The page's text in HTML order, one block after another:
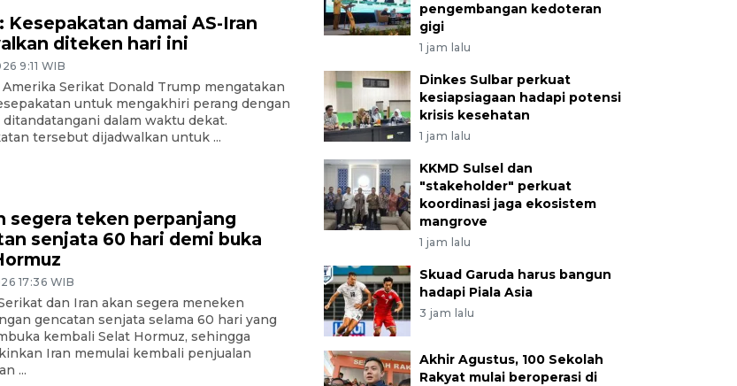
Kesepakatan damai AS-Iran
diteken hari ini
9:11 WIB
Serikat Donald Trump mengatakan
untuk mengakhiri perang dengan
ditandatangani dalam waktu dekat.
tersebut dijadwalkan untuk ...
segera teken perpanjang
senjata 60 hari demi buka
17:36 WIB
dan Iran akan segera meneken
gencatan senjata selama 60 hari yang
kembali Selat Hormuz, sehingga
Iran memulai kembali penjualan
...
pengembangan kedoteran
gigi
1 jam lalu
Dinkes Sulbar perkuat
kesiapsiagaan hadapi potensi
krisis kesehatan
1 jam lalu
KKMD Sulsel dan
"stakeholder" perkuat
koordinasi jaga ekosistem
mangrove
1 jam lalu
Skuad Garuda harus bangun
hadapi Piala Asia
3 jam lalu
Akhir Agustus, 100 Sekolah
Rakyat mulai beroperasi di